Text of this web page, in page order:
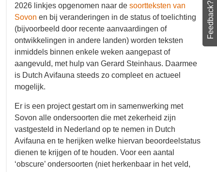
geactualiseerd, voor alle niet-beoordeeltaxa zijn in
2026 linkjes opgenomen naar desoortteksten van
Sovonen bij veranderingen in de status of
toelichting (bijvoorbeeld door recente
aanvaardingen of ontwikkelingen in andere landen)
worden teksten inmiddels binnen enkele weken
aangepast of aangevuld, met hulp van Gerard
Steinhaus. Daarmee is Dutch Avifauna steeds zo
Er is een project gestart om in samenwerking met
Sovon alle ondersoorten die met zekerheid zijn
vastgesteld in Nederland op te nemen in Dutch
Avifauna en te herijken welke hiervan
beoordeelstatus dienen te krijgen of te houden.
Feedback?